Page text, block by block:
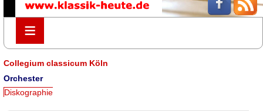
≡
≡
Collegium classicum Köln
Orchester
Diskographie